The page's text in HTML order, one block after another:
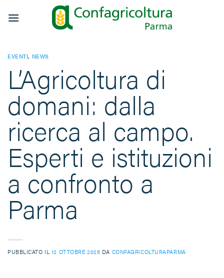
EVENTI, NEWS
L’Agricoltura di
domani: dalla
ricerca al campo.
Esperti e istituzioni
a confronto a
Parma
PUBBLICATO IL 12 OTTOBRE 2025 DA CONFAGRICOLTURAPARMA